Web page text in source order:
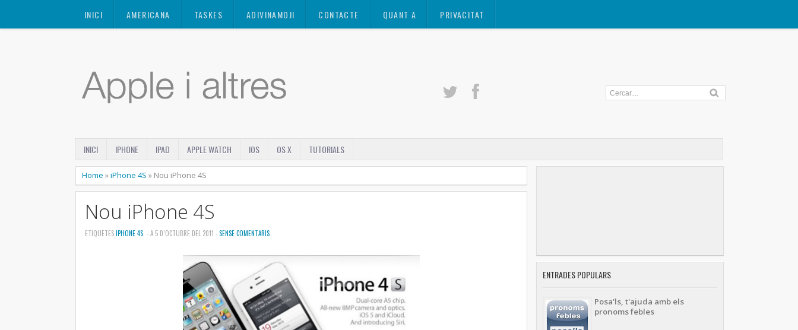
INICI AMERICANA TASKES ADIVINAMOJI CONTACTE QUANT A PRIVACITAT
INICI IPHONE IPAD APPLE WATCH IOS OS X TUTORIALS
Home »iPhone 4S » Nou iPhone 4S
Nou iPhone 4S
ETIQUETESIPHONE 4S - A 5 D’OCTUBRE DEL 2011 -SENSE COMENTARIS
ENTRADES POPULARS
Posa'ls, t'ajuda amb els
pronoms febles